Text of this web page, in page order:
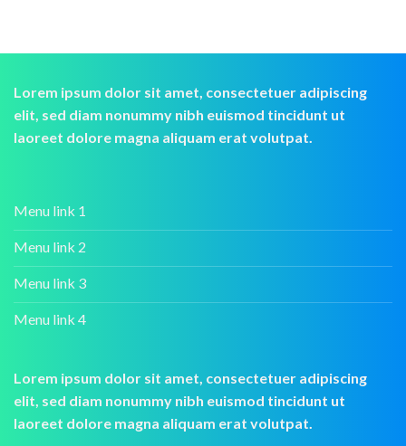
Lorem ipsum dolor sit amet, consectetuer adipiscing
elit, sed diam nonummy nibh euismod tincidunt ut
laoreet dolore magna aliquam erat volutpat.
Menu link 1
Menu link 2
Menu link 3
Menu link 4
Lorem ipsum dolor sit amet, consectetuer adipiscing
elit, sed diam nonummy nibh euismod tincidunt ut
laoreet dolore magna aliquam erat volutpat.